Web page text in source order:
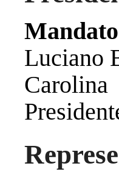
Luciano